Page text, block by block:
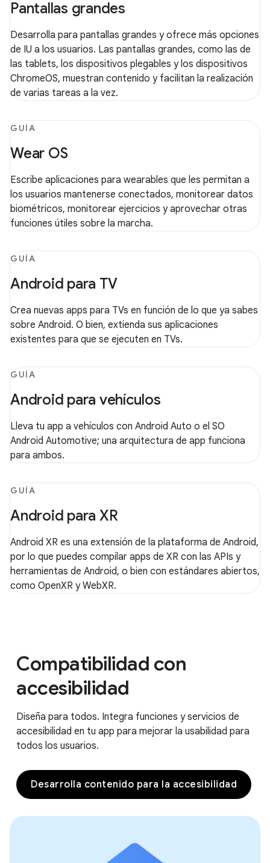
Pantallas grandes
Desarrolla para pantallas grandes y ofrece más opciones
de IU a los usuarios. Las pantallas grandes, como las de
las tablets, los dispositivos plegables y los dispositivos
ChromeOS, muestran contenido y facilitan la realización
de varias tareas a la vez.
GUÍA
Wear OS
Escribe aplicaciones para wearables que les permitan a
los usuarios mantenerse conectados, monitorear datos
biométricos, monitorear ejercicios y aprovechar otras
funciones útiles sobre la marcha.
GUÍA
Android para TV
Crea nuevas apps para TVs en función de lo que ya sabes
sobre Android. O bien, extienda sus aplicaciones
existentes para que se ejecuten en TVs.
GUÍA
Android para vehículos
Lleva tu app a vehículos con Android Auto o el SO
Android Automotive; una arquitectura de app funciona
para ambos.
GUÍA
Android para XR
Android XR es una extensión de la plataforma de Android,
por lo que puedes compilar apps de XR con las APIs y
herramientas de Android, o bien con estándares abiertos,
como OpenXR y WebXR.
Compatibilidad con
accesibilidad
Diseña para todos. Integra funciones y servicios de
accesibilidad en tu app para mejorar la usabilidad para
todos los usuarios.
Desarrolla contenido para la accesibilidad